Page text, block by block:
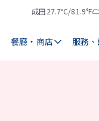
成田
氣
27.7℃/81.9°F
天
餐廳・商店 服務